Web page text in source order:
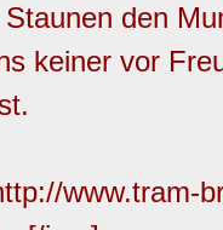
Staunen den
keiner vor
www.tram-